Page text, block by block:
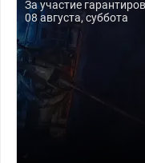
За участие
08 августа, суббота